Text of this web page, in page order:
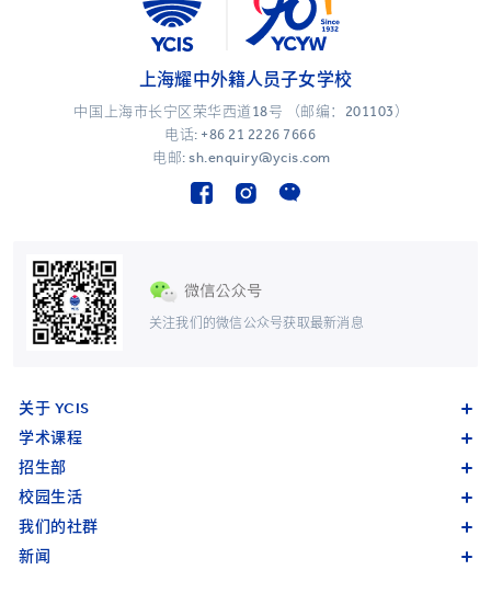
关注我们的微信公众号获取最新消息
上海耀中外籍人员子女学校
中国上海市长宁区荣华西道18号 （邮编：201103）
电话: +86 21 2226 7666
电邮: sh.enquiry@ycis.com
关于 YCIS
学术课程
招生部
校园生活
我们的社群
新闻